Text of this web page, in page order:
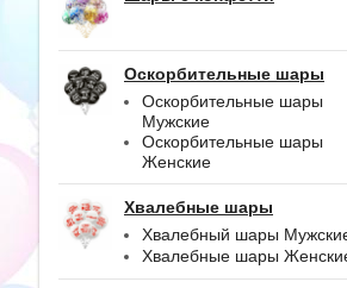
Оскорбительные шары
Оскорбительные шары
Мужские
Оскорбительные шары
Женские
Хвалебные шары
Хвалебный шары
Хвалебные шары